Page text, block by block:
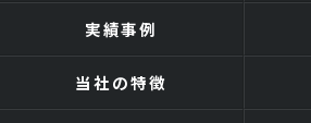
実績事例
当社の特徴